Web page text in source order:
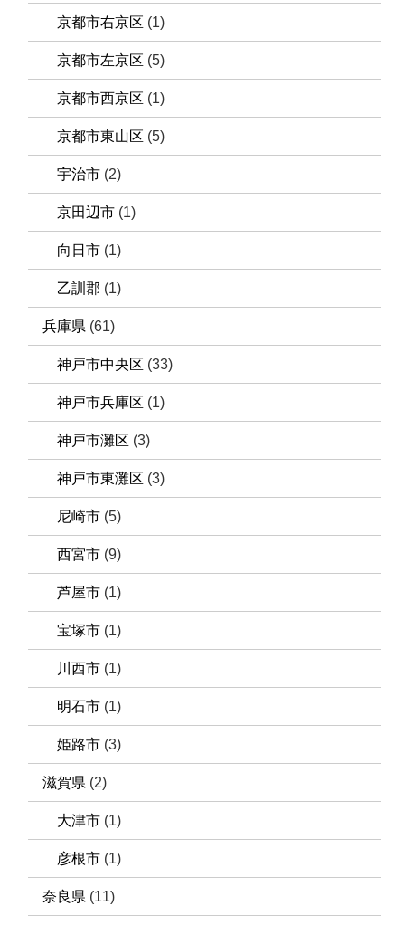
京都市右京区 (1)
京都市左京区 (5)
京都市西京区 (1)
京都市東山区 (5)
宇治市 (2)
京田辺市 (1)
向日市 (1)
乙訓郡 (1)
兵庫県 (61)
神戸市中央区 (33)
神戸市兵庫区 (1)
神戸市灘区 (3)
神戸市東灘区 (3)
尼崎市 (5)
西宮市 (9)
芦屋市 (1)
宝塚市 (1)
川西市 (1)
明石市 (1)
姫路市 (3)
滋賀県 (2)
大津市 (1)
彦根市 (1)
奈良県 (11)